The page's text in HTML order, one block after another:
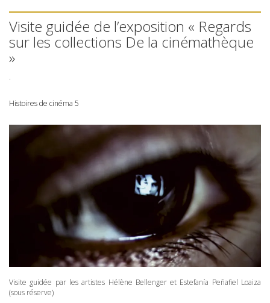
Visite guidée de l’exposition « Regards
sur les collections De la cinémathèque
»
.
Histoires de cinéma 5
Visite guidée par les artistes Hélène Bellenger et Estefanía Peñafiel Loaiza
(sous réserve)